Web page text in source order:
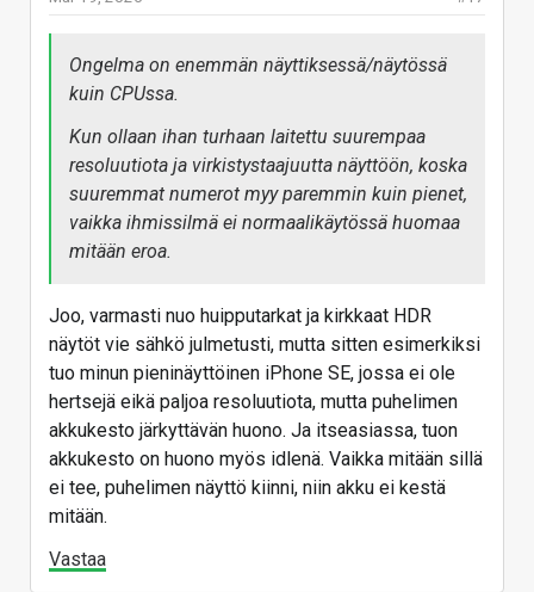
näyttikseltä kun sitä ruokitaan.
(ellei puhelinta käytetä halpis-virtuaalilasien näytönä,
silloin tarvii enemmän resoluutiota koska
katseluetäisyys on monta kertaa pienempi)
Vastaa
Ongelma on enemmän näyttiksessä/näytössä
kuin CPUssa.
Kun ollaan ihan turhaan laitettu suurempaa
resoluutiota ja virkistystaajuutta näyttöön, koska
suuremmat numerot myy paremmin kuin pienet,
vaikka ihmissilmä ei normaalikäytössä huomaa
mitään eroa.
Joo, varmasti nuo huipputarkat ja kirkkaat HDR
näytöt vie sähkö julmetusti, mutta sitten esimerkiksi
tuo minun pieninäyttöinen iPhone SE, jossa ei ole
hertsejä eikä paljoa resoluutiota, mutta puhelimen
akkukesto järkyttävän huono. Ja itseasiassa, tuon
akkukesto on huono myös idlenä. Vaikka mitään sillä
ei tee, puhelimen näyttö kiinni, niin akku ei kestä
mitään.
Vastaa